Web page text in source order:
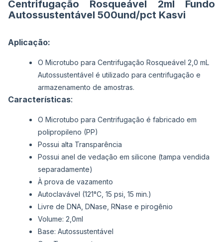
Centrifugação Rosqueável 2ml Fundo
Autossustentável 500und/pct Kasvi
Aplicação:
O Microtubo para Centrifugação Rosqueável 2,0 mL
Autossustentável é utilizado para centrifugação e
armazenamento de amostras.
Características:
O Microtubo para Centrifugação é fabricado em
polipropileno (PP)
Possui alta Transparência
Possui anel de vedação em silicone (tampa vendida
separadamente)
À prova de vazamento
Autoclavável (121°C, 15 psi, 15 min.)
Livre de DNA, DNase, RNase e pirogênio
Volume: 2,0ml
Base: Autossustentável